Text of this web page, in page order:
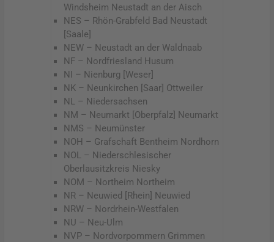
Windsheim Neustadt an der Aisch
NES – Rhön-Grabfeld Bad Neustadt
[Saale]
NEW – Neustadt an der Waldnaab
NF – Nordfriesland Husum
NI – Nienburg [Weser]
NK – Neunkirchen [Saar] Ottweiler
NL – Niedersachsen
NM – Neumarkt [Oberpfalz] Neumarkt
NMS – Neumünster
NOH – Grafschaft Bentheim Nordhorn
NOL – Niederschlesischer
Oberlausitzkreis Niesky
NOM – Northeim Northeim
NR – Neuwied [Rhein] Neuwied
NRW – Nordrhein-Westfalen
NU – Neu-Ulm
NVP – Nordvorpommern Grimmen